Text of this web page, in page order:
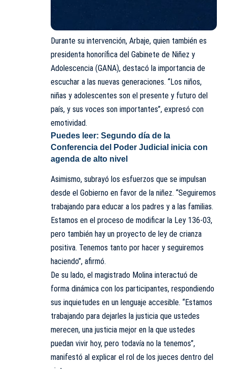
Durante su intervención, Arbaje, quien también es
presidenta honorífica del Gabinete de Niñez y
Adolescencia (GANA), destacó la importancia de
escuchar a las nuevas generaciones. “Los niños,
niñas y adolescentes son el presente y futuro del
país, y sus voces son importantes”, expresó con
emotividad.
Puedes leer: Segundo día de la
Conferencia del Poder Judicial inicia con
agenda de alto nivel
Asimismo, subrayó los esfuerzos que se impulsan
desde el Gobierno en favor de la niñez. “Seguiremos
trabajando para educar a los padres y a las familias.
Estamos en el proceso de modificar la Ley 136-03,
pero también hay un proyecto de ley de crianza
positiva. Tenemos tanto por hacer y seguiremos
haciendo”, afirmó.
De su lado, el magistrado Molina interactuó de
forma dinámica con los participantes, respondiendo
sus inquietudes en un lenguaje accesible. “Estamos
trabajando para dejarles la justicia que ustedes
merecen, una justicia mejor en la que ustedes
puedan vivir hoy, pero todavía no la tenemos”,
manifestó al explicar el rol de los jueces dentro del